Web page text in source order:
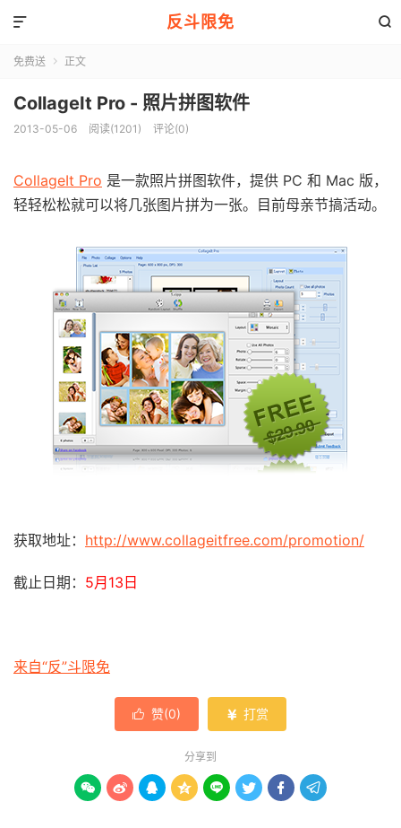
反斗限免 

免费送  正文
CollageIt Pro - 照片拼图软件
2013-05-06 阅读(1201) 评论(0)
CollageIt Pro 是一款照片拼图软件，提供 PC 和 Mac 版，
轻轻松松就可以将几张图片拼为一张。目前母亲节搞活动。
获取地址： http://www.collageitfree.com/promotion/
截止日期： 5月13日
来自“反”斗限免
 赞(0)  打赏
分享到
       